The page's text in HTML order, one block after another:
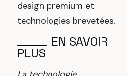
design premium et
technologies brevetées.
EN SAVOIR
PLUS